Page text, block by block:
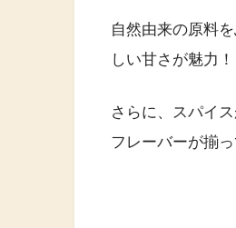
自然由来の原料
しい甘さが魅力！
さらに、スパイ
フレーバーが揃